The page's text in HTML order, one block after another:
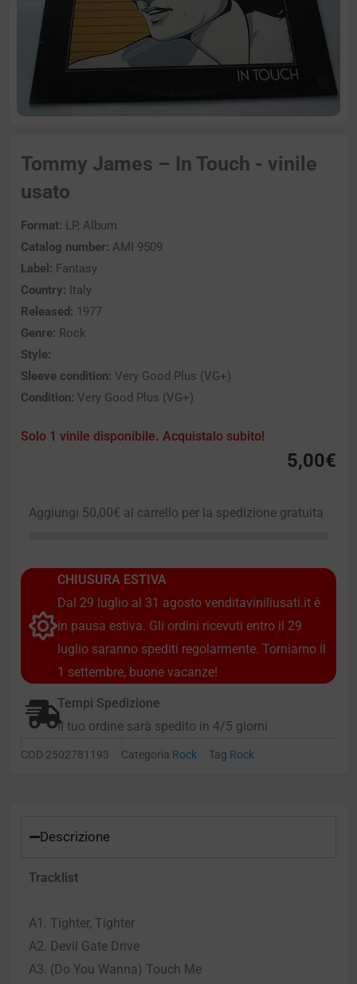
Tommy James – In Touch - vinile
usato
Format: LP, Album
Catalog number: AMI 9509
Label: Fantasy
Country: Italy
Released: 1977
Genre: Rock
Style:
Sleeve condition: Very Good Plus (VG+)
Condition: Very Good Plus (VG+)
Solo 1 vinile disponibile. Acquistalo subito!
5,00€
Aggiungi 50,00€ al carrello per la spedizione gratuita
CHIUSURA ESTIVA
Dal 29 luglio al 31 agosto venditaviniliusati.it è
in pausa estiva. Gli ordini ricevuti entro il 29
luglio saranno spediti regolarmente. Torniamo il
1 settembre, buone vacanze!
Tempi Spedizione
Il tuo ordine sarà spedito in 4/5 giorni
COD 2502781193 Categoria Rock Tag Rock
Descrizione
Tracklist
A1. Tighter, Tighter
A2. Devil Gate Drive
A3. (Do You Wanna) Touch Me